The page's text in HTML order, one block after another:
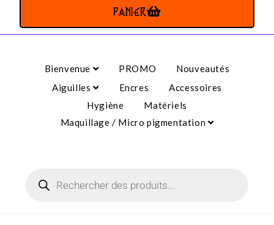
PANIER
Bienvenue PROMO
Nouveautés
Aiguilles
Encres
Accessoires
Hygiène
Matériels
Maquillage / Micro pigmentation